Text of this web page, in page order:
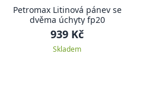
Petromax Litinová pánev se
dvěma úchyty fp20
939 Kč
Skladem